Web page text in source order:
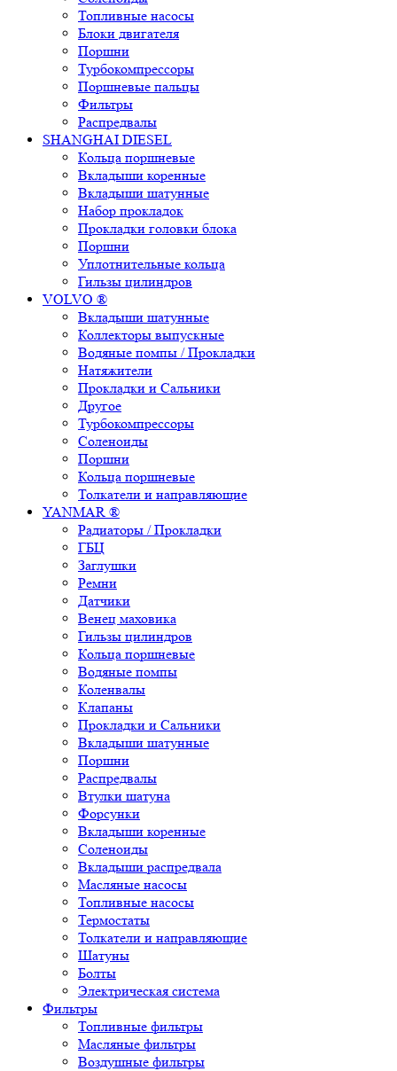
Топливные насосы
Блоки двигателя
Поршни
Турбокомпрессоры
Поршневые пальцы
Фильтры
Распредвалы
SHANGHAI DIESEL
Кольца поршневые
Вкладыши коренные
Вкладыши шатунные
Набор прокладок
Прокладки головки блока
Поршни
Уплотнительные кольца
Гильзы цилиндров
VOLVO ®
Вкладыши шатунные
Коллекторы выпускные
Водяные помпы / Прокладки
Натяжители
Прокладки и Сальники
Другое
Турбокомпрессоры
Соленоиды
Поршни
Кольца поршневые
Толкатели и направляющие
YANMAR ®
Радиаторы / Прокладки
ГБЦ
Заглушки
Ремни
Датчики
Венец маховика
Гильзы цилиндров
Кольца поршневые
Водяные помпы
Коленвалы
Клапаны
Прокладки и Сальники
Вкладыши шатунные
Поршни
Распредвалы
Втулки шатуна
Форсунки
Вкладыши коренные
Соленоиды
Вкладыши распредвала
Масляные насосы
Топливные насосы
Термостаты
Толкатели и направляющие
Шатуны
Болты
Электрическая система
Фильтры
Топливные фильтры
Масляные фильтры
Воздушные фильтры